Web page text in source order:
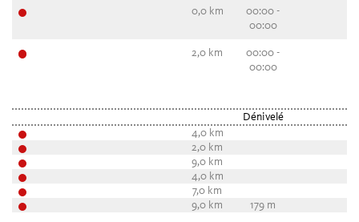
0,0 km
00:00 -
00:00
2,0 km
00:00 -
00:00
Dénivelé
4,0 km
2,0 km
9,0 km
4,0 km
7,0 km
9,0 km
179 m